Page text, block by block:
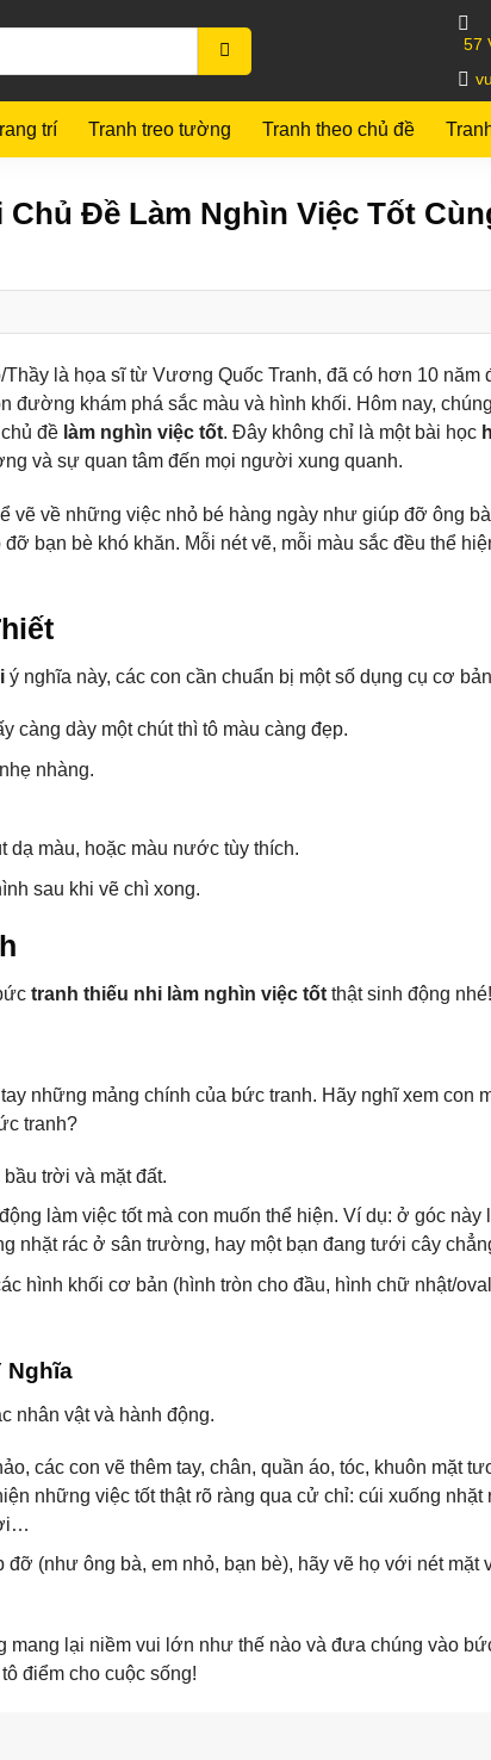
57
trí Tranh treo tường Tranh theo chủ đề
Đề Làm Nghìn Việc Tốt
là họa sĩ từ Vương Quốc Tranh, đã có hơn 10 năm
đường khám phá sắc màu và hình khối. Hôm nay,
đề làm nghìn việc tốt. Đây không chỉ là một bài học
và sự quan tâm đến mọi người xung quanh.
vẽ về những việc nhỏ bé hàng ngày như giúp đỡ ông
bạn bè khó khăn. Mỗi nét vẽ, mỗi màu sắc đều thể
ý nghĩa này, các con cần chuẩn bị một số dụng cụ cơ
càng dày một chút thì tô màu càng đẹp.
nhàng.
dạ màu, hoặc màu nước tùy thích.
sau khi vẽ chì xong.
tranh thiếu nhi làm nghìn việc tốt thật sinh động nhé!
những mảng chính của bức tranh. Hãy nghĩ xem con
tranh?
trời và mặt đất.
làm việc tốt mà con muốn thể hiện. Ví dụ: ở góc này
nhặt rác ở sân trường, hay một bạn đang tưới cây
hình khối cơ bản (hình tròn cho đầu, hình chữ nhật/
Nghĩa
nhân vật và hành động.
các con vẽ thêm tay, chân, quần áo, tóc, khuôn mặt
những việc tốt thật rõ ràng qua cử chỉ: cúi xuống nhặt
(như ông bà, em nhỏ, bạn bè), hãy vẽ họ với nét mặt
lại niềm vui lớn như thế nào và đưa chúng vào
điểm cho cuộc sống!